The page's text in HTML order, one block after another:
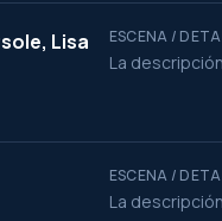
Lisa
ESCENA /
La
ESCENA /
La